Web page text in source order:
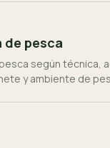
de pesca
según técnica,
y ambiente de